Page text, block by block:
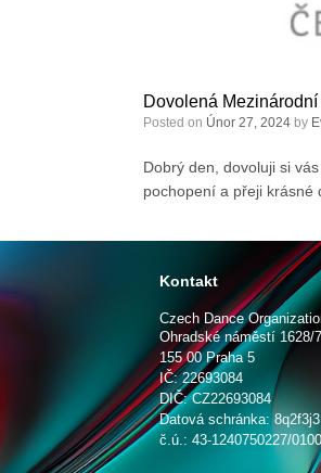
Dovolená
Posted on Únor 27, 2024 by
Dobrý den, dovoluji si
pochopení a přeji krásné
Kontakt
Czech Dance
Ohradské náměstí 1628/7
155 00 Praha 5
IČ: 22693084
DIČ: CZ22693084
Datová schránka: 8q2f3j3
č.ú.: 43-1240750227/0100